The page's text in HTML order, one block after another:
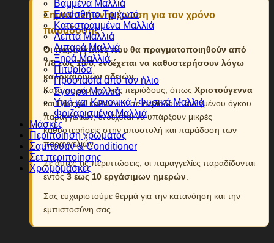
Σημαντική ενημέρωση για τον χρόνο
παράδοσης
Οι παραγγελίες που θα πραγματοποιηθούν από
7/8 εως 16/8, ενδέχεται να καθυστερήσουν λόγω
καλοκαιρινών αδειών.
Κατά τις εορταστικές περιόδους, όπως Χριστούγεννα
καιΠάσχα, καθώς και σε περιόδους αυξημένου όγκου
παραγγελιών, ενδέχεται να υπάρξουν μικρές
καθυστερήσεις στην αποστολή και παράδοση των
παραγγελιών.
Σε αυτές τις περιπτώσεις, οι παραγγελίες παραδίδονται
εντός 3 έως 10 εργάσιμων ημερών
Σας ευχαριστούμε θερμά για την κατανόηση και την
εμπιστοσύνη σας.
Βαμμένα Μαλλιά
Ευαίσθητο Τριχωτό
Κατεστραμμένα Μαλλιά
Λεπτά Μαλλιά
Λιπαρά Μαλλιά
Ξηρά Μαλλιά
Πιτυρίδα
Προστασία από τον ήλιο
Σγουρά Μαλλιά
Υγιή και Κανονικά / Φυσικά Μαλλιά
Φριζαρισμένα Μαλλιά
Μάσκες
Περιποίηση χρώματος
Σαμπουάν & Conditioner
Σετ περιποίησης
Χρωμομάσκες